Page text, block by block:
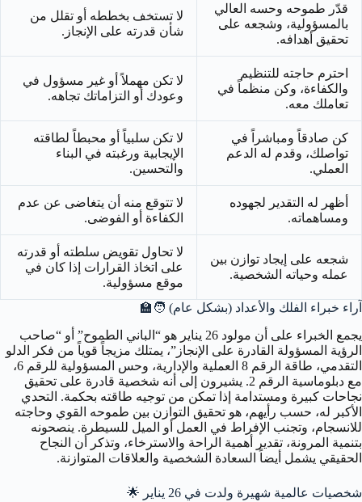
قدّر طموحه وحسه العالي
بالمسؤولية، وشجعه على
تحقيق أهدافه.
لا تستخف بخططه أو تقلل من
شأن قدرته على الإنجاز.
احترم حاجته للتنظيم
والكفاءة، وكن منظماً في
تعاملك معه.
لا تكن مهملاً أو غير مسؤول في
وعودك أو التزاماتك تجاهه.
كن صادقاً ومباشراً في
تواصلك، وقدم له الدعم
العملي.
لا تكن سلبياً أو محبطاً لطاقته
الإيجابية ورغبته في البناء
والتحسين.
أظهر له التقدير لجهوده
ومساهماته.
لا تتوقع منه أن يتغاضى عن عدم
الكفاءة أو الفوضى.
شجعه على إيجاد توازن بين
عمله وحياته الشخصية.
لا تحاول تقويض سلطته أو قدرته
على اتخاذ القرارات إذا كان في
موقع مسؤولية.
آراء خبراء الفلك والأعداد (بشكل عام) 🧑‍🏫
يجمع الخبراء على أن مولود 26 يناير هو “الباني الطموح” أو “صاحب
الرؤية المسؤولة القادرة على الإنجاز”، يمتلك مزيجاً قوياً من فكر الدلو
التقدمي، طاقة الرقم 8 العملية والإدارية، وحس المسؤولية للرقم 6،
مع دبلوماسية الرقم 2. يشيرون إلى أنه شخصية قادرة على تحقيق
نجاحات كبيرة ومستدامة إذا تمكن من توجيه طاقته بحكمة. التحدي
الأكبر له، حسب رأيهم، هو تحقيق التوازن بين طموحه القوي وحاجته
للانسجام، وتجنب الإفراط في العمل أو الميل للسيطرة. ينصحونه
بتنمية المرونة، تقدير أهمية الراحة والاسترخاء، وتذكر أن النجاح
الحقيقي يشمل أيضاً السعادة الشخصية والعلاقات المتوازنة.
شخصيات عالمية شهيرة ولدت في 26 يناير
🌟